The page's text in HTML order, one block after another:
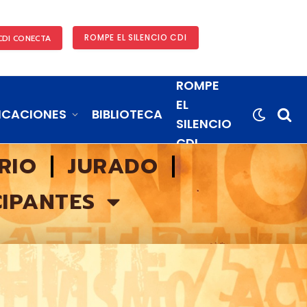
CONECTA ROMPE EL SILENCIO CDI
BIBLIOTECA
ROMPE
EL
SILENCIO
CDI
JURADO